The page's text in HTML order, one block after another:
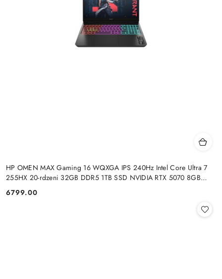
HP OMEN MAX Gaming 16 WQXGA IPS 240Hz Intel Core Ultra 7
255HX 20-rdzeni 32GB DDR5 1TB SSD NVIDIA RTX 5070 8GB
Cena:
6799.00